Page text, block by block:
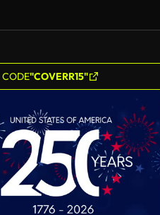
CODE"COVERR15"